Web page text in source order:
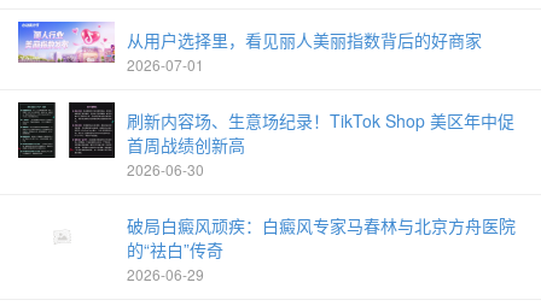
从用户选择里，看见丽人美丽指数背后的好商家
2026-07-01
刷新内容场、生意场纪录！TikTok Shop 美区年中促
首周战绩创新高
2026-06-30
破局白癜风顽疾：白癜风专家马春林与北京方舟医院
的“祛白”传奇
2026-06-29